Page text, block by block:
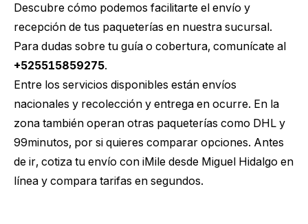
Descubre cómo podemos facilitarte el envío y
recepción de tus paqueterías en nuestra sucursal.
Para dudas sobre tu guía o cobertura, comunícate al
+525515859275.
Entre los servicios disponibles están envíos
nacionales y recolección y entrega en ocurre. En la
zona también operan otras paqueterías como DHL y
99minutos, por si quieres comparar opciones. Antes
de ir, cotiza tu envío con iMile desde Miguel Hidalgo en
línea y compara tarifas en segundos.